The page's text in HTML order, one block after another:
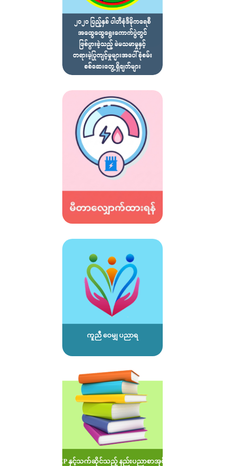
ကူညီ ဝေမျှ ပညာရ
MOEP နှင့်သက်ဆိုင်သည့် နည်းပညာစာအုပ်များ